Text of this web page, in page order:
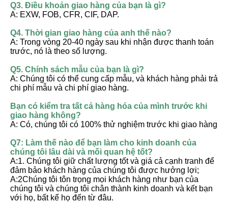
Q3. Điều khoản giao hàng của bạn là gì?
A: EXW, FOB, CFR, CIF, DAP.
Q4. Thời gian giao hàng của anh thế nào?
A: Trong vòng 20-40 ngày sau khi nhận được thanh toán
trước, nó là theo số lượng.
Q5. Chính sách mẫu của bạn là gì?
A: Chúng tôi có thể cung cấp mẫu, và khách hàng phải trả
chi phí mẫu và chi phí giao hàng.
Bạn có kiểm tra tất cả hàng hóa của mình trước khi
giao hàng không?
A: Có, chúng tôi có 100% thử nghiệm trước khi giao hàng
Q7: Làm thế nào để bạn làm cho kinh doanh của
chúng tôi lâu dài và mối quan hệ tốt?
A:1. Chúng tôi giữ chất lượng tốt và giá cả cạnh tranh để
đảm bảo khách hàng của chúng tôi được hưởng lợi;
A:2Chúng tôi tôn trọng mọi khách hàng như bạn của
chúng tôi và chúng tôi chân thành kinh doanh và kết bạn
với họ, bất kể họ đến từ đâu.